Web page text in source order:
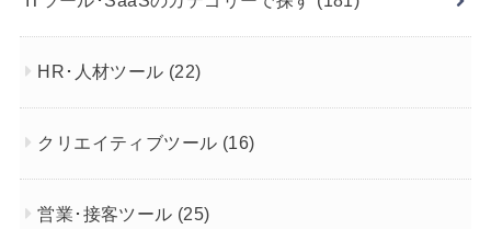
HR･人材ツール (22)
クリエイティブツール (16)
営業･接客ツール (25)